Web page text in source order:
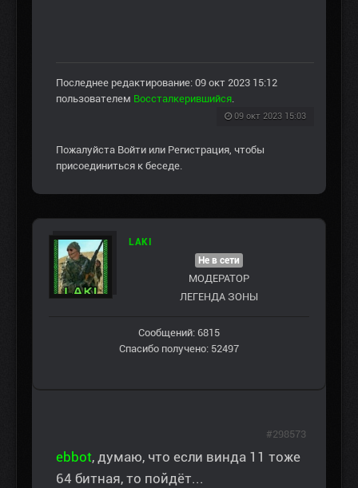
Последнее редактирование: 09 окт 2023 15:12
пользователем Воссталкерившийся.
09 окт 2023 15:03
Пожалуйста Войти или Регистрация, чтобы
присоединиться к беседе.
LAKI
Не в сети
МОДЕРАТОР
ЛЕГЕНДА ЗОНЫ
Сообщений: 6815
Спасибо получено: 52497
ebbot, думаю, что если винда 11 тоже
64 битная, то пойдёт...
#298573